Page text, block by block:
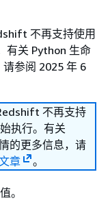
不再支持使用
有关 Python 生命
参阅 2025 年 6
不再支持
执行。有关
的更多信息，请
章 。
。